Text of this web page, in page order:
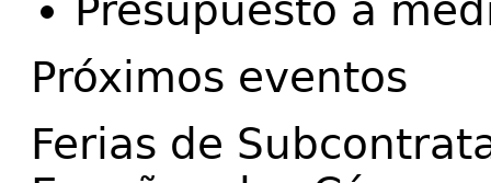
Presupuesto a
Próximos eventos
Ferias de